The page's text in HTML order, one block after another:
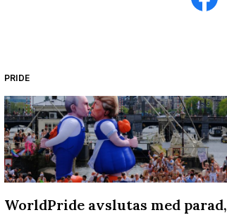
PRIDE
WorldPride avslutas med parad,